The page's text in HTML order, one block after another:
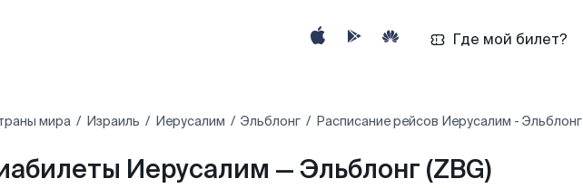
Где мой билет?
мира Израиль Иерусалим Эльблонг Расписание рейсов Иерусалим - Эльблонг
Иерусалим — Эльблонг (ZBG)